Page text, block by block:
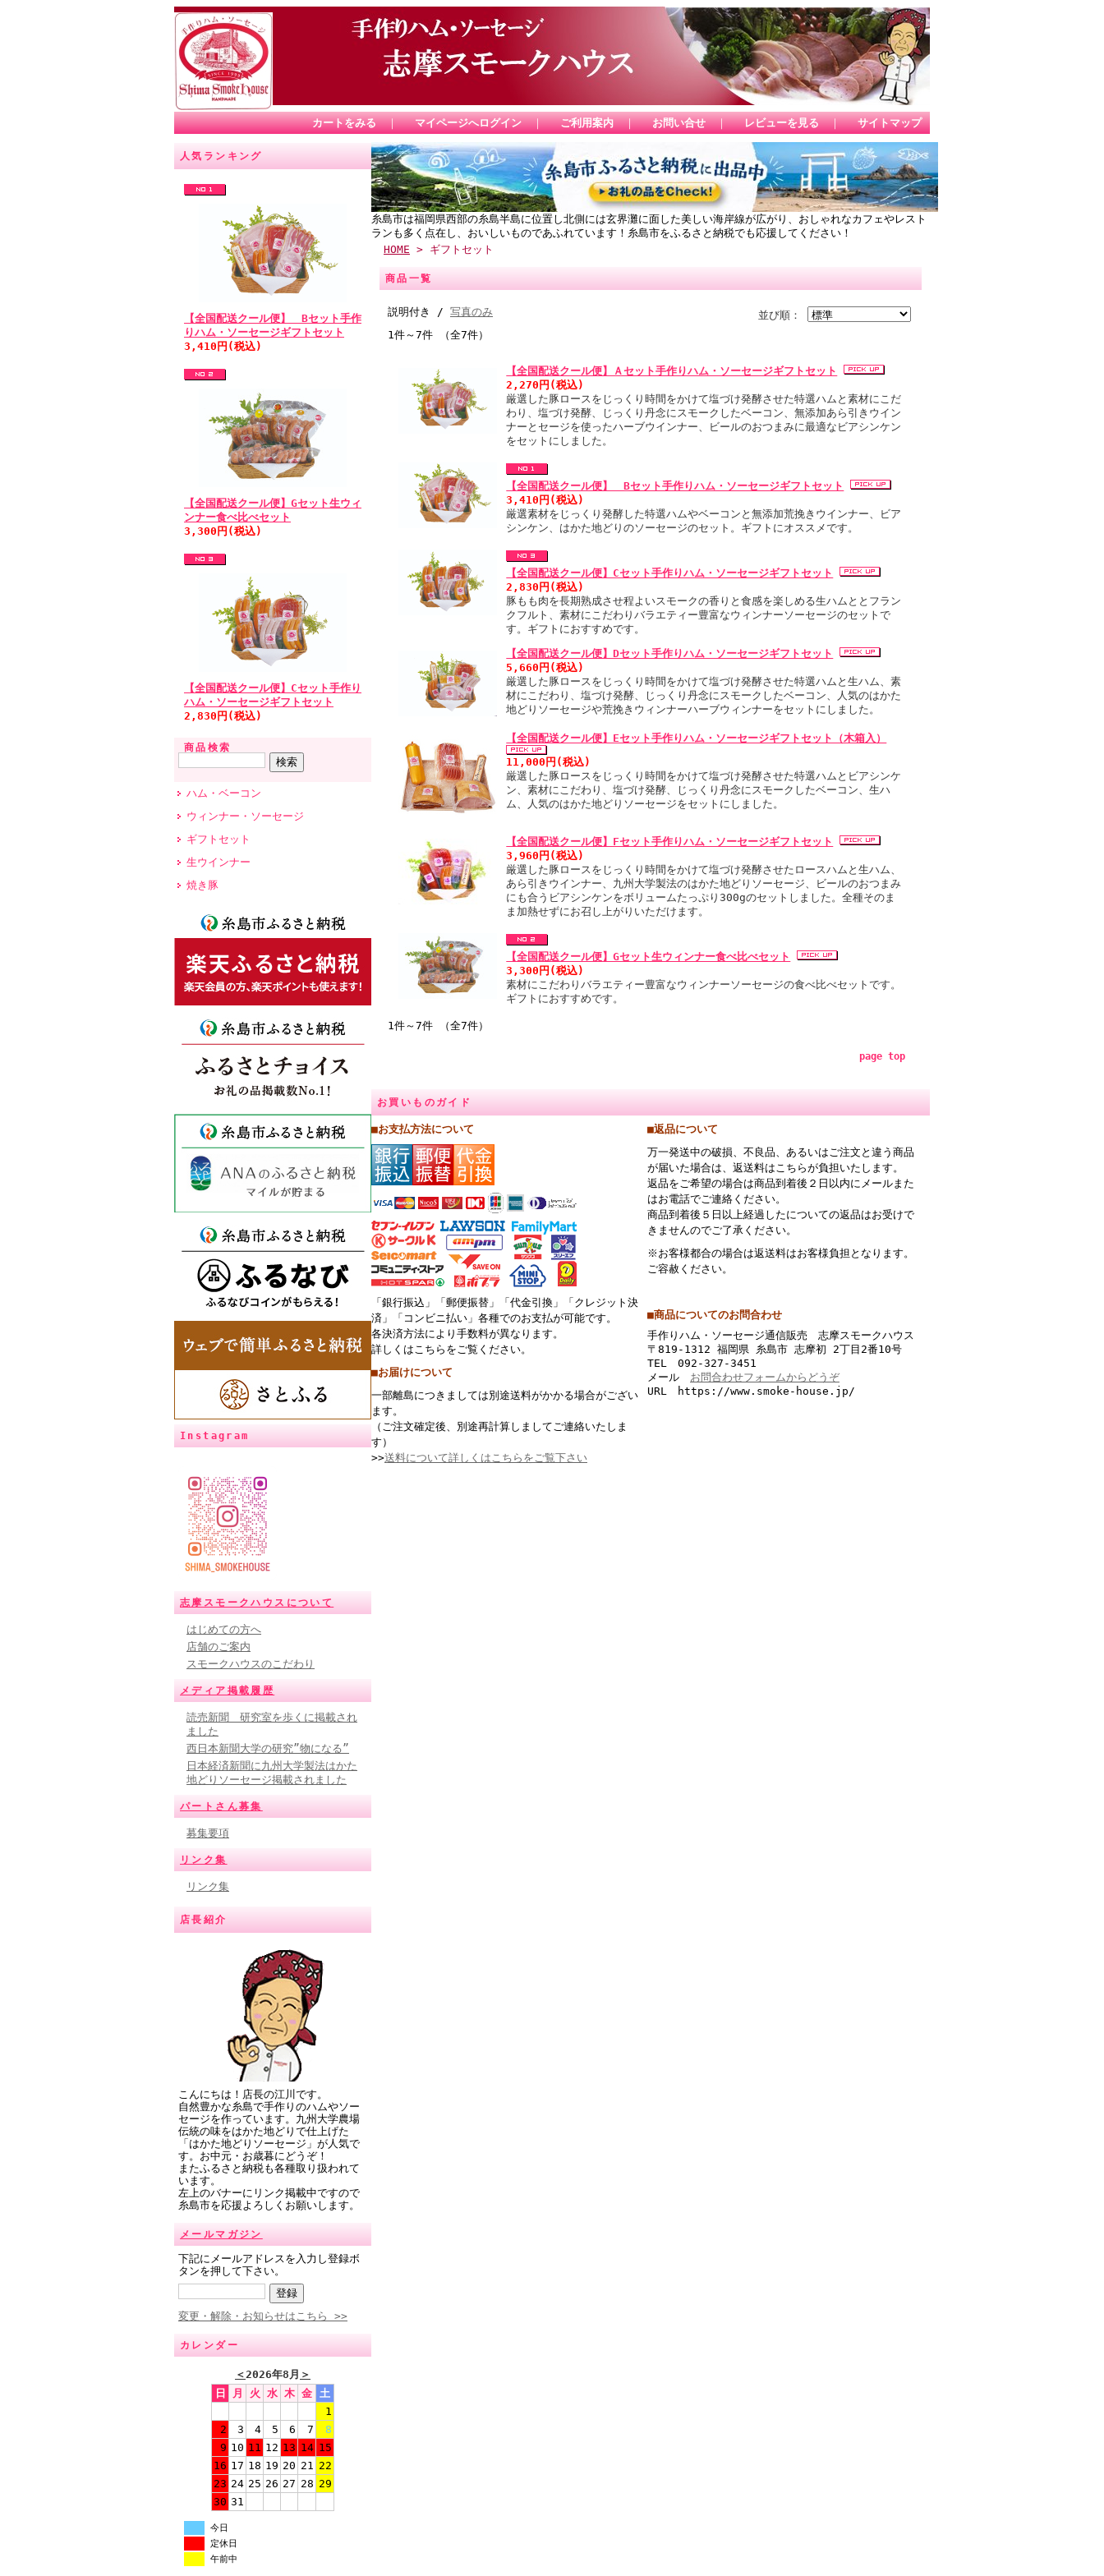
カートをみる ｜ マイページへログイン ｜ ご利用案内 ｜ お問い合せ ｜ レビューを見る ｜ サイトマップ
人気ランキング
【全国配送クール便】 Bセット手作
りハム・ソーセージギフトセット
3,410円(税込)
【全国配送クール便】Gセット生ウィ
ンナー食べ比べセット
3,300円(税込)
【全国配送クール便】Cセット手作り
ハム・ソーセージギフトセット
2,830円(税込)
商品検索
ハム・ベーコン
ウィンナー・ソーセージ
ギフトセット
生ウインナー
焼き豚
Instagram
志摩スモークハウスについて
はじめての方へ
店舗のご案内
スモークハウスのこだわり
メディア掲載履歴
読売新聞 研究室を歩くに掲載され
ました
西日本新聞大学の研究”物になる”
日本経済新聞に九州大学製法はかた
地どりソーセージ掲載されました
パートさん募集
募集要項
リンク集
リンク集
店長紹介
こんにちは！店長の江川です。
自然豊かな糸島で手作りのハムやソー
セージを作っています。九州大学農場
伝統の味をはかた地どりで仕上げた
「はかた地どりソーセージ」が人気で
す。お中元・お歳暮にどうぞ！
またふるさと納税も各種取り扱われて
います。
左上のバナーにリンク掲載中ですので
糸島市を応援よろしくお願いします。
メールマガジン
下記にメールアドレスを入力し登録ボ
タンを押して下さい。
変更・解除・お知らせはこちら >>
カレンダー
＜2026年8月 ＞
日
月 火 水 木 金 土
1
2
3 4 5 6 7
8
9 10 11 12 13 14 15
16 17 18 19 20 21 22
23 24 25 26 27 28 29
30 31
今日
定休日
午前中
糸島市は福岡県西部の糸島半島に位置し北側には玄界灘に面した美しい海岸線が広がり、おしゃれなカフェやレスト
ランも多く点在し、おいしいものであふれています！糸島市をふるさと納税でも応援してください！
HOME > ギフトセット
商品一覧
並び順：
説明付き / 写真のみ
1件～7件 （全7件）
【全国配送クール便】Ａセット手作りハム・ソーセージギフトセット
2,270円(税込)
厳選した豚ロースをじっくり時間をかけて塩づけ発酵させた特選ハムと素材にこだ
わり、塩づけ発酵、じっくり丹念にスモークしたベーコン、無添加あら引きウイン
ナーとセージを使ったハーブウインナー、ビールのおつまみに最適なビアシンケン
をセットにしました。
【全国配送クール便】 Bセット手作りハム・ソーセージギフトセット
3,410円(税込)
厳選素材をじっくり発酵した特選ハムやベーコンと無添加荒挽きウインナー、ビア
シンケン、はかた地どりのソーセージのセット。ギフトにオススメです。
【全国配送クール便】Cセット手作りハム・ソーセージギフトセット
2,830円(税込)
豚もも肉を長期熟成させ程よいスモークの香りと食感を楽しめる生ハムととフラン
クフルト、素材にこだわりバラエティー豊富なウィンナーソーセージのセットで
す。ギフトにおすすめです。
【全国配送クール便】Dセット手作りハム・ソーセージギフトセット
5,660円(税込)
厳選した豚ロースをじっくり時間をかけて塩づけ発酵させた特選ハムと生ハム、素
材にこだわり、塩づけ発酵、じっくり丹念にスモークしたベーコン、人気のはかた
地どりソーセージや荒挽きウィンナーハーブウィンナーをセットにしました。
【全国配送クール便】Eセット手作りハム・ソーセージギフトセット（木箱入）
11,000円(税込)
厳選した豚ロースをじっくり時間をかけて塩づけ発酵させた特選ハムとビアシンケ
ン、素材にこだわり、塩づけ発酵、じっくり丹念にスモークしたベーコン、生ハ
ム、人気のはかた地どりソーセージをセットにしました。
【全国配送クール便】Fセット手作りハム・ソーセージギフトセット
3,960円(税込)
厳選した豚ロースをじっくり時間をかけて塩づけ発酵させたロースハムと生ハム、
あら引きウインナー、九州大学製法のはかた地どりソーセージ、ビールのおつまみ
にも合うビアシンケンをボリュームたっぷり300gのセットしました。全種そのま
ま加熱せずにお召し上がりいただけます。
【全国配送クール便】Gセット生ウィンナー食べ比べセット
3,300円(税込)
素材にこだわりバラエティー豊富なウィンナーソーセージの食べ比べセットです。
ギフトにおすすめです。
1件～7件 （全7件）
page top
お買いものガイド
■お支払方法について
「銀行振込」「郵便振替」「代金引換」「クレジット決
済」「コンビニ払い」各種でのお支払が可能です。
各決済方法により手数料が異なります。
詳しくはこちらをご覧ください。
■お届けについて
一部離島につきましては別途送料がかかる場合がござい
ます。
（ご注文確定後、別途再計算しましてご連絡いたしま
す）
>>送料について詳しくはこちらをご覧下さい
■返品について
万一発送中の破損、不良品、あるいはご注文と違う商品
が届いた場合は、返送料はこちらが負担いたします。
返品をご希望の場合は商品到着後２日以内にメールまた
はお電話でご連絡ください。
商品到着後５日以上経過したについての返品はお受けで
きませんのでご了承ください。
※お客様都合の場合は返送料はお客様負担となります。
ご容赦ください。
■商品についてのお問合わせ
手作りハム・ソーセージ通信販売 志摩スモークハウス
〒819-1312 福岡県 糸島市 志摩初 2丁目2番10号
TEL 092-327-3451
メール お問合わせフォームからどうぞ
URL https://www.smoke-house.jp/